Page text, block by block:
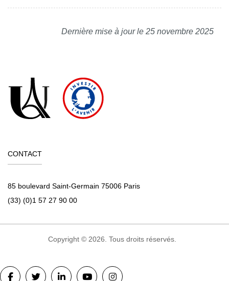
Dernière mise à jour le 25 novembre 2025
CONTACT
85 boulevard Saint-Germain 75006 Paris
(33) (0)1 57 27 90 00
Copyright © 2026. Tous droits réservés.